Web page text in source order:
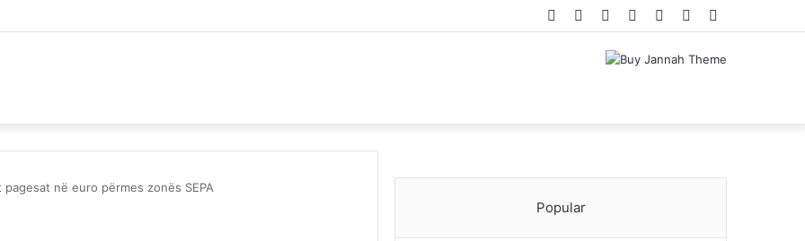
Random
Log
Instagram
YouTube
Twitter
Facebook
në euro përmes zonës SEPA
Popular